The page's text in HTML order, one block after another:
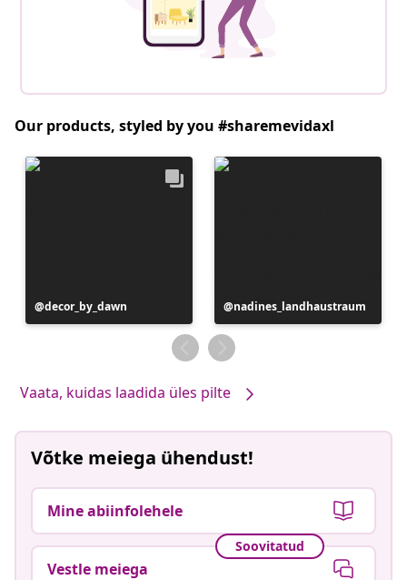
Our products, styled by you #sharemevidaxl
Postitus
avaldatud
decor_by_dawn
Postitus
avaldatud
nadines_landhaustraum
Vaata, kuidas laadida üles pilte
Võtke meiega ühendust!
Mine abiinfolehele
Soovitatud
Vestle meiega